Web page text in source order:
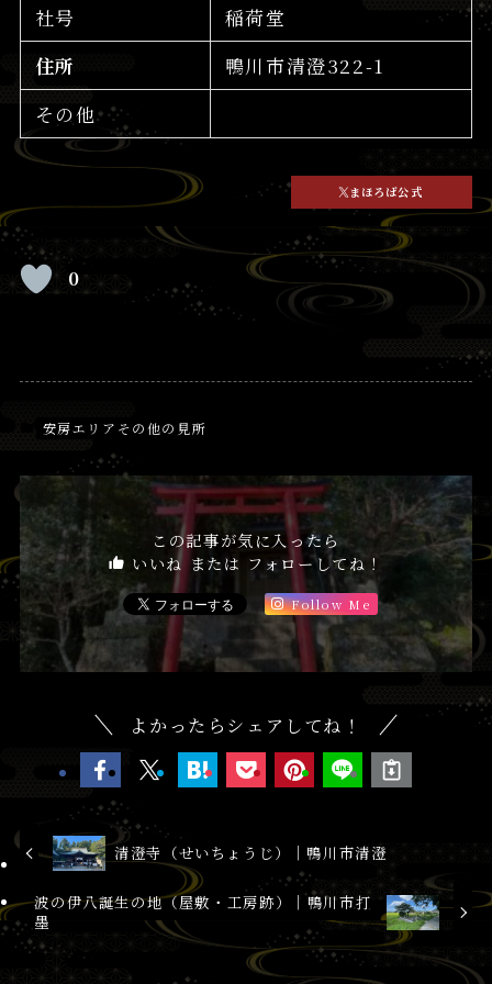
社号
稲荷堂
住所
鴨川市清澄322-1
その他
まほろば公式
0
安房エリアその他の見所
この記事が気に入ったら
いいね または フォローしてね！
Follow Me
よかったらシェアしてね！
清澄寺（せいちょうじ）│鴨川市清澄
波の伊八誕生の地（屋敷・工房跡）│鴨川市打
墨